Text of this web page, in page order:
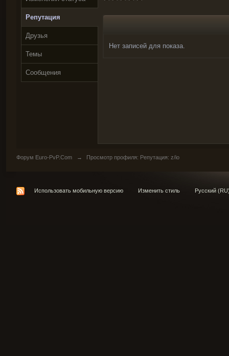
Репутация
Друзья
Темы
Сообщения
Нет записей для показа.
Форум Euro-PvP.Com → Просмотр профиля: Репутация: z/io
Использовать мобильную версию Изменить стиль Русский